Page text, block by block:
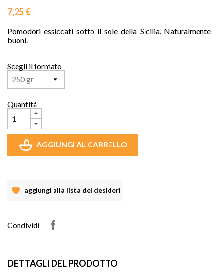
7,25 €
Pomodori essiccati sotto il sole della Sicilia. Naturalmente
buoni.
Scegli il formato
Quantità
AGGIUNGI AL CARRELLO
aggiungi alla lista dei desideri
Condividi
DETTAGLI DEL PRODOTTO